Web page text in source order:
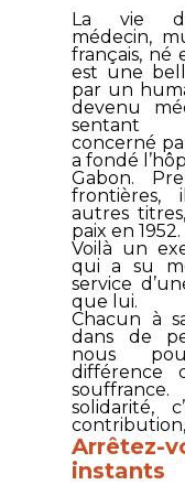
La vie
médecin,
français, né
est une
par un
devenu
sentant
concerné
a fondé
Gabon.
autres
paix en 1952.
Voilà un
qui a su
service
que lui.
Chacun à
dans de
nous
différence
solidarité,
contribution,
instants